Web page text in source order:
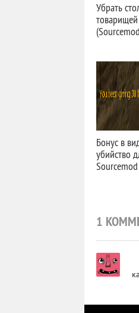
Убрать
товарищей
Бонус в
убийство
Sourcemod
1